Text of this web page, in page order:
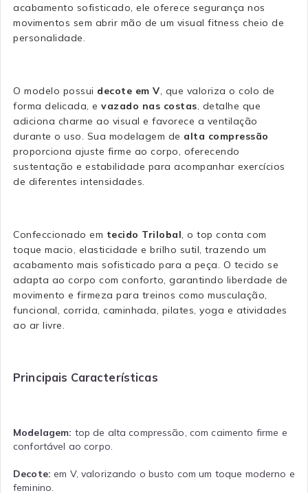
acabamento sofisticado, ele oferece segurança nos
movimentos sem abrir mão de um visual fitness cheio de
personalidade.
O modelo possui decote em V , que valoriza o colo de
forma delicada, e vazado nas costas , detalhe que
adiciona charme ao visual e favorece a ventilação
durante o uso. Sua modelagem de alta compressão
proporciona ajuste firme ao corpo, oferecendo
sustentação e estabilidade para acompanhar exercícios
de diferentes intensidades.
Confeccionado em tecido Trilobal , o top conta com
toque macio, elasticidade e brilho sutil, trazendo um
acabamento mais sofisticado para a peça. O tecido se
adapta ao corpo com conforto, garantindo liberdade de
movimento e firmeza para treinos como musculação,
funcional, corrida, caminhada, pilates, yoga e atividades
ao ar livre.
Principais Características
Modelagem: top de alta compressão, com caimento firme e
confortável ao corpo.
Decote: em V, valorizando o busto com um toque moderno e
feminino.